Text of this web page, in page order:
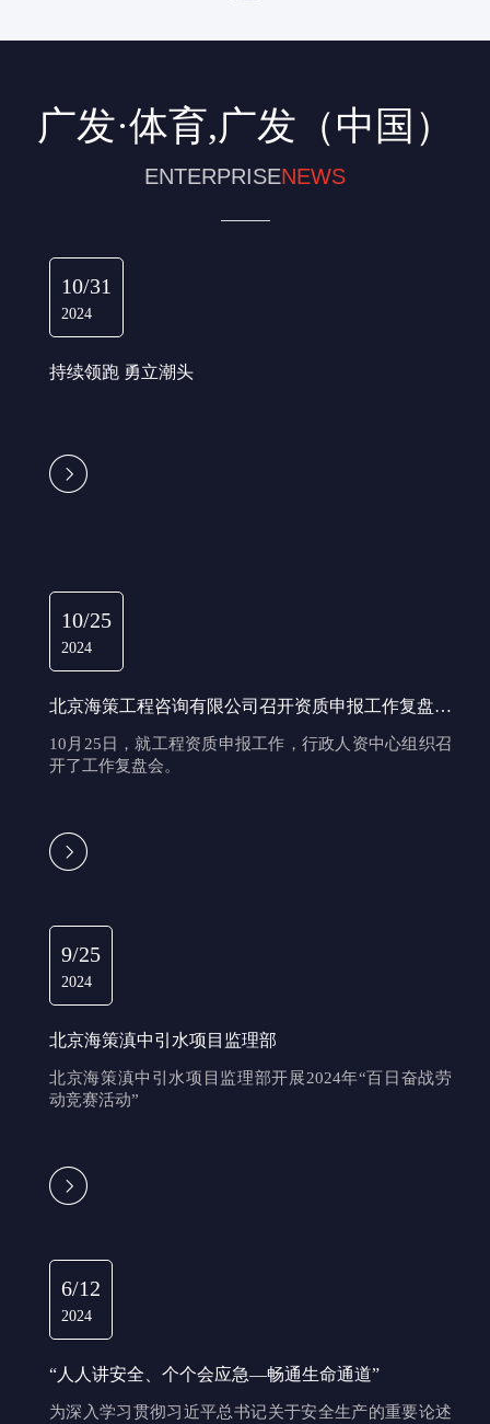
广发·体育,广发（中国）
ENTERPRISENEWS
10/31
2024
持续领跑 勇立潮头
持续领跑 勇立潮头
10/25
2024
北京海策工程咨询有限公司召开资质申报工作复盘会
10月25日，就工程资质申报工作，行政人资中心组织召
开了工作复盘会。
北京海策工程咨询有限公司召开资质申报工作复
盘会议
织召开了工作复盘会。
9/25
2024
北京海策滇中引水项目监理部
北京海策滇中引水项目监理部开展2024年“百日奋战劳
动竞赛活动”
北京海策滇中引水项目监理部
劳动竞赛活动”
6/12
2024
“人人讲安全、个个会应急—畅通生命通道”
为深入学习贯彻习近平总书记关于安全生产的重要论述